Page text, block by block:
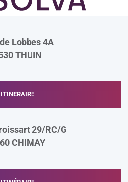
Lobbes 4A
THUIN
ITINÉRAIRE
29/RC/G
CHIMAY